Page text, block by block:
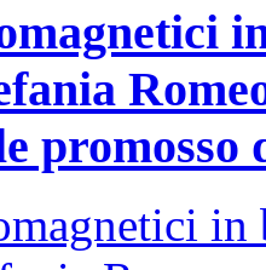
promosso